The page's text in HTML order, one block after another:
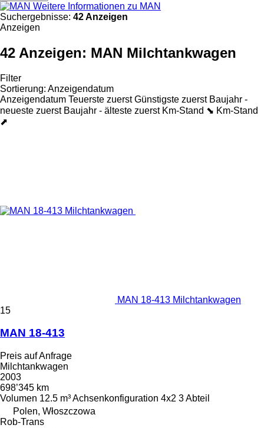
Weitere Informationen zu MAN
Suchergebnisse: 42 Anzeigen
Anzeigen
42 Anzeigen: MAN Milchtankwagen
Filter
Sortierung: Anzeigendatum
Anzeigendatum Teuerste zuerst Günstigste zuerst Baujahr -
neueste zuerst Baujahr - älteste zuerst Km-Stand ⬊ Km-Stand
⬈
MAN 18-413 Milchtankwagen
15
MAN 18-413
Preis auf Anfrage
Milchtankwagen
2003
698’345 km
Volumen 12.5 m³Achsenkonfiguration 4x2 3 Abteil
Polen, Włoszczowa
Rob-Trans